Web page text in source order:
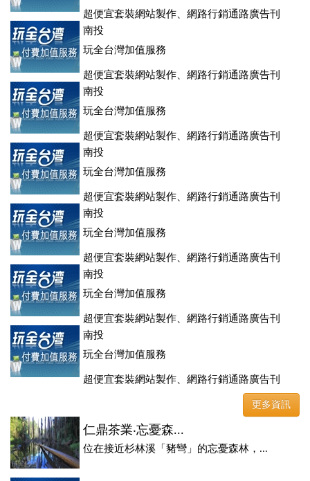
超便宜套裝網站製作、網路行銷通路廣告刊
登、訂房系統、客房委託旅行社銷售，全面優惠中....
南投
玩全台灣加值服務
超便宜套裝網站製作、網路行銷通路廣告刊
登、訂房系統、客房委託旅行社銷售，全面優惠中....
南投
玩全台灣加值服務
超便宜套裝網站製作、網路行銷通路廣告刊
登、訂房系統、客房委託旅行社銷售，全面優惠中....
南投
玩全台灣加值服務
超便宜套裝網站製作、網路行銷通路廣告刊
登、訂房系統、客房委託旅行社銷售，全面優惠中....
南投
玩全台灣加值服務
超便宜套裝網站製作、網路行銷通路廣告刊
登、訂房系統、客房委託旅行社銷售，全面優惠中....
南投
玩全台灣加值服務
超便宜套裝網站製作、網路行銷通路廣告刊
登、訂房系統、客房委託旅行社銷售，全面優惠中....
南投
玩全台灣加值服務
超便宜套裝網站製作、網路行銷通路廣告刊
登、訂房系統、客房委託旅行社銷售，全面優惠中....
更多資訊
仁鼎茶業‧忘憂森...
位在接近杉林溪「豬彎」的忘憂森林，...